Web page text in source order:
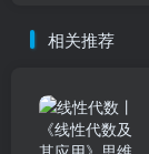
相关推荐